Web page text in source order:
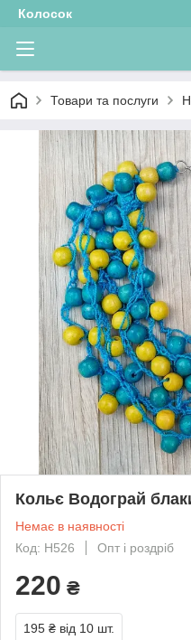
Колосок
Товари та послуги
Кольє Водограй
Немає в наявності
Код: Н526
Опт і роздріб
220 ₴
195 ₴ від 10 шт.